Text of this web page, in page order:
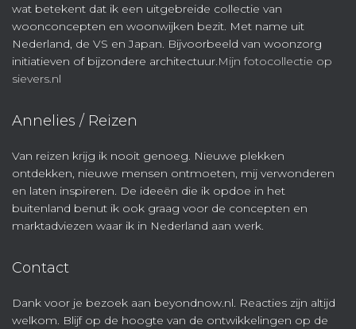
wat betekent dat ik een uitgebreide collectie van
woonconcepten en woonwijken bezit. Met name uit
Nederland, de VS en Japan. Bijvoorbeeld van woonzorg
initiatieven of bijzondere architectuur.Mijn fotocollectie op
sievers.nl
Annelies / Reizen
Van reizen krijg ik nooit genoeg. Nieuwe plekken
ontdekken, nieuwe mensen ontmoeten, mij verwonderen
en laten inspireren. De ideeën die ik opdoe in het
buitenland benut ik ook graag voor de concepten en
marktadviezen waar ik in Nederland aan werk.
Contact
Dank voor je bezoek aan beyondnow.nl. Reacties zijn altijd
welkom. Blijf op de hoogte van de ontwikkelingen op de